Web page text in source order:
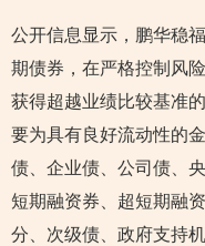
公开信息显示，鹏华稳
期债券，在严格控制风
获得超越业绩比较基准
要为具有良好流动性的
债、企业债、公司债、
短期融资券、超短期融
分、次级债、政府支持